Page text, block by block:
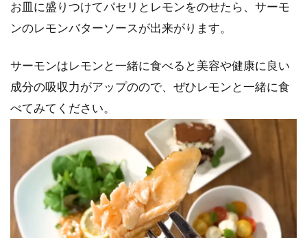
お皿に盛りつけてパセリとレモンをのせたら、サーモ
ンのレモンバターソースが出来がります。
サーモンはレモンと一緒に食べると美容や健康に良い
成分の吸収力がアップのので、ぜひレモンと一緒に食
べてみてください。